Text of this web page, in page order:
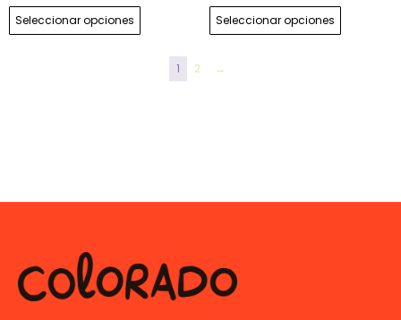
Seleccionar opciones Seleccionar opciones
1 2 →